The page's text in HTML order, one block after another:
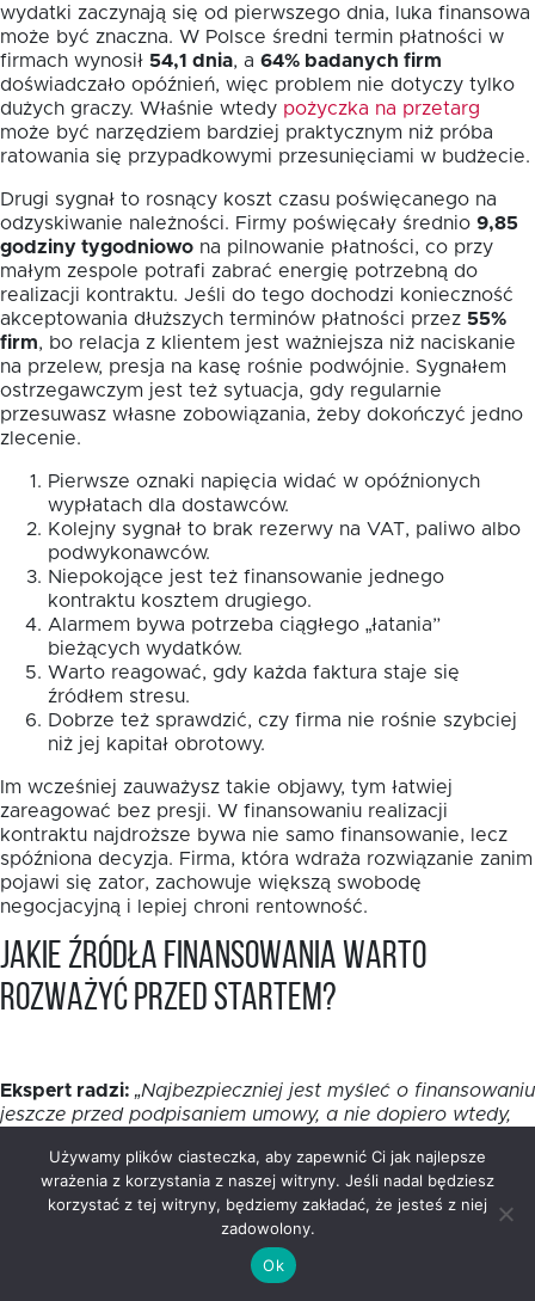
wydatki zaczynają się od pierwszego dnia, luka finansowa
może być znaczna. W Polsce średni termin płatności w
firmach wynosił 54,1 dnia, a 64% badanych firm
doświadczało opóźnień, więc problem nie dotyczy tylko
dużych graczy. Właśnie wtedy pożyczka na przetarg
może być narzędziem bardziej praktycznym niż próba
ratowania się przypadkowymi przesunięciami w budżecie.
Drugi sygnał to rosnący koszt czasu poświęcanego na
odzyskiwanie należności. Firmy poświęcały średnio 9,85
godziny tygodniowo na pilnowanie płatności, co przy
małym zespole potrafi zabrać energię potrzebną do
realizacji kontraktu. Jeśli do tego dochodzi konieczność
akceptowania dłuższych terminów płatności przez 55%
firm, bo relacja z klientem jest ważniejsza niż naciskanie
na przelew, presja na kasę rośnie podwójnie. Sygnałem
ostrzegawczym jest też sytuacja, gdy regularnie
przesuwasz własne zobowiązania, żeby dokończyć jedno
zlecenie.
Pierwsze oznaki napięcia widać w opóźnionych
wypłatach dla dostawców.
Kolejny sygnał to brak rezerwy na VAT, paliwo albo
podwykonawców.
Niepokojące jest też finansowanie jednego
kontraktu kosztem drugiego.
Alarmem bywa potrzeba ciągłego „łatania”
bieżących wydatków.
Warto reagować, gdy każda faktura staje się
źródłem stresu.
Dobrze też sprawdzić, czy firma nie rośnie szybciej
niż jej kapitał obrotowy.
Im wcześniej zauważysz takie objawy, tym łatwiej
zareagować bez presji. W finansowaniu realizacji
kontraktu najdroższe bywa nie samo finansowanie, lecz
spóźniona decyzja. Firma, która wdraża rozwiązanie zanim
pojawi się zator, zachowuje większą swobodę
negocjacyjną i lepiej chroni rentowność.
Jakie źródła finansowania warto
rozważyć przed startem?
Ekspert radzi: „Najbezpieczniej jest myśleć o finansowaniu
jeszcze przed podpisaniem umowy, a nie dopiero wtedy,
rozwiązanie, policz harmonogram wydatków i sprawdź,
kiedy dokładnie pojawią się wpływy z kontraktu.
Pożyczka dla firmy realizującej zamówienia publiczne ma
sens wtedy, gdy jest dopasowana do tempa prac, a nie
do ogólnego wyobrażenia o zleceniu. Dobrze dobrany
bufor daje Ci spokój, a nie dodatkowy chaos.”
Używamy plików ciasteczka, aby zapewnić Ci jak najlepsze
wrażenia z korzystania z naszej witryny. Jeśli nadal będziesz
korzystać z tej witryny, będziemy zakładać, że jesteś z niej
zadowolony.
Ok